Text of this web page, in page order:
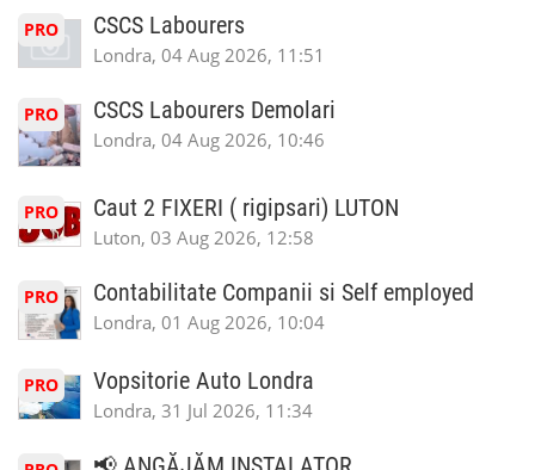
PRO CSCS Labourers
Londra, 04 Aug 2026, 11:51
PRO CSCS Labourers Demolari
Londra, 04 Aug 2026, 10:46
PRO Caut 2 FIXERI ( rigipsari) LUTON
Luton, 03 Aug 2026, 12:58
PRO Contabilitate Companii si Self employed
Londra, 01 Aug 2026, 10:04
PRO Vopsitorie Auto Londra
Londra, 31 Jul 2026, 11:34